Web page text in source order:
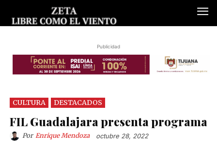
Publicidad
CULTURA DESTACADOS
FIL Guadalajara presenta programa
Por Enrique Mendoza octubre 28, 2022